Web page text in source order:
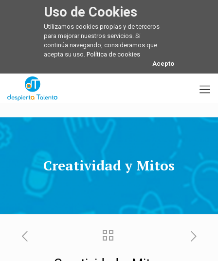
Uso de Cookies
Utilizamos cookies propias y de terceros
para mejorar nuestros servicios. Si
continúa navegando, consideramos que
acepta su uso. Política de cookies
Acepto
Creatividad y Mitos